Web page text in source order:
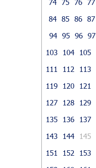
74 75 76 77
84 85 86 87
94 95 96 97
103
104 105
111
112 113
119
120 121
127
128 129
135
136 137
143
144 145
151
152 153